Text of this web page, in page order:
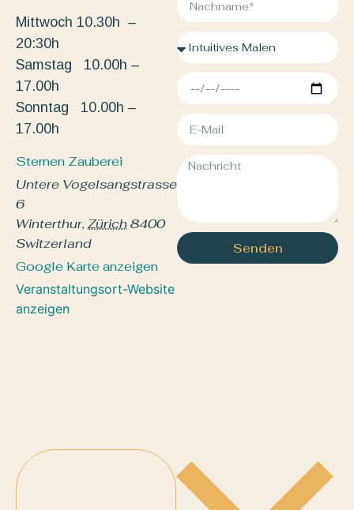
Mittwoch 10.30h –
20:30h
Samstag 10.00h –
17.00h
Sonntag 10.00h –
17.00h
Sternen Zauberei
Untere Vogelsangstrasse
6
Winterthur, Zürich8400
Switzerland
Google Karte anzeigen
Veranstaltungsort-Website
anzeigen
Senden